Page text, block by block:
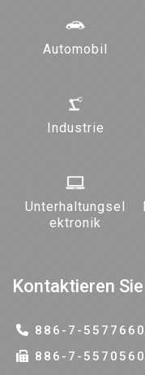
Automobil
Industrie
Unterhaltungsel
ektronik
Kontaktieren
886-7-5577660
886-7-5570560